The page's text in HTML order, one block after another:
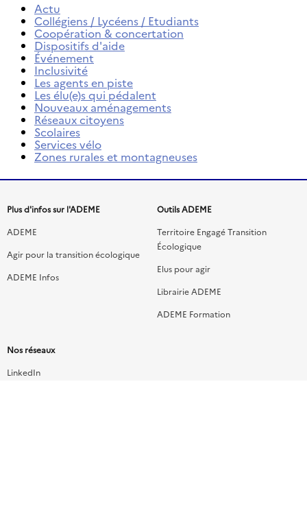
Actu
Collégiens / Lycéens / Etudiants
Coopération & concertation
Dispositifs d'aide
Événement
Inclusivité
Les agents en piste
Les élu(e)s qui pédalent
Nouveaux aménagements
Réseaux citoyens
Scolaires
Services vélo
Zones rurales et montagneuses
Menu
de
liens
du
Plus d'infos sur l'ADEME
ADEME
Agir pour la transition écologique
ADEME Infos
Outils ADEME
Territoire Engagé Transition
Écologique
Elus pour agir
Librairie ADEME
ADEME Formation
Nos réseaux
LinkedIn